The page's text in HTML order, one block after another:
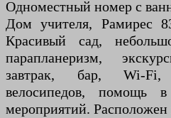
Одноместный номер с
Дом учителя, Рамирес
Красивый сад,
парапланеризм,
завтрак, бар, Wi-Fi,
велосипедов, помощь
мероприятий. Расположен